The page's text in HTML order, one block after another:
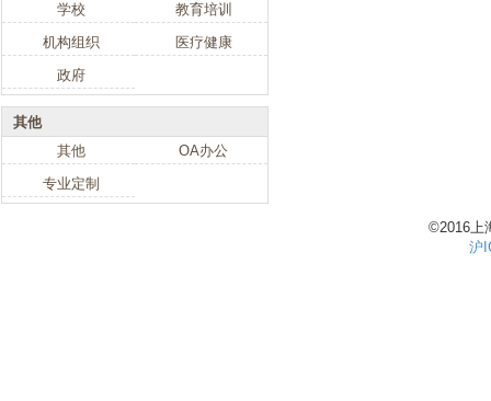
学校
教育培训
机构组织
医疗健康
政府
其他
其他
OA办公
专业定制
©2016上
沪